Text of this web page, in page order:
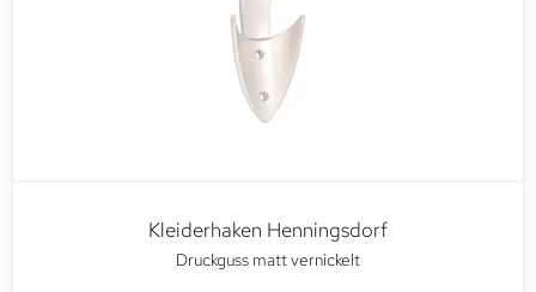
Kleiderhaken Henningsdorf
Druckguss matt vernickelt